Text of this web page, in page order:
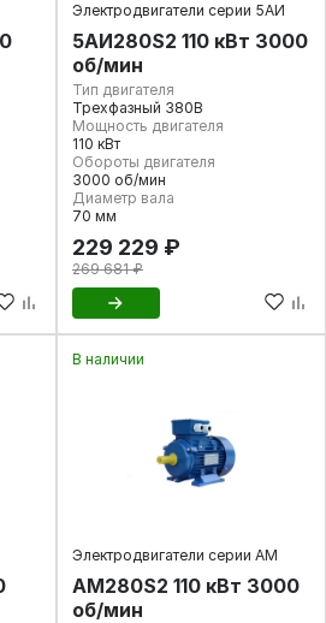
Электродвигатели серии 5АИ
5АИ280S2 110 кВт 3000
об/мин
Тип двигателя
Трехфазный 380В
Мощность двигателя
110 кВт
Обороты двигателя
3000 об/мин
Диаметр вала
70 мм
229 229 ₽
269 681 ₽
В наличии
Электродвигатели серии АМ
АМ280S2 110 кВт 3000
об/мин